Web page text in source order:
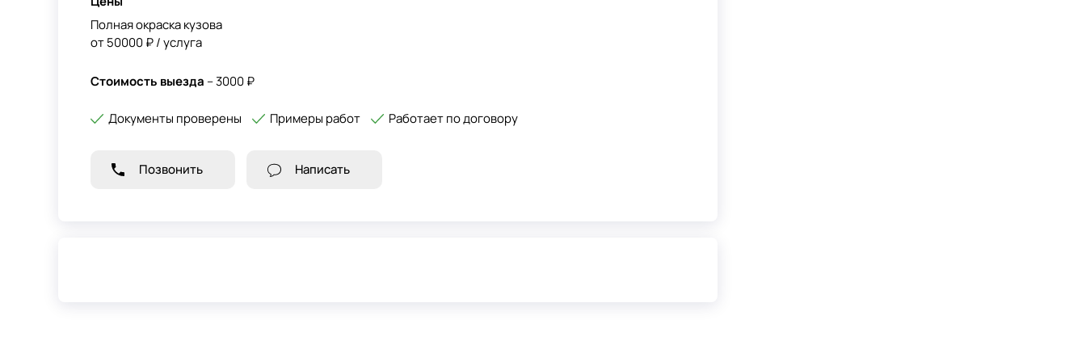
Полная окраска кузова
от 50000 ₽ / услуга
Стоимость выезда – 3000 ₽
Документы проверены Примеры работ Работает по договору
Позвонить Написать